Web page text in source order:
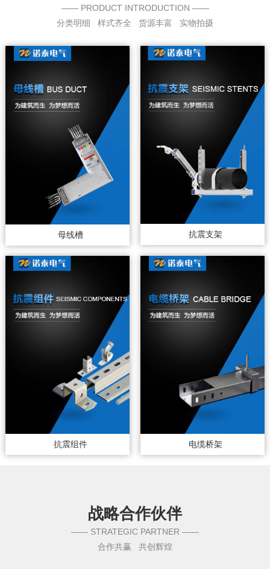
—— PRODUCT INTRODUCTION ——
分类明细 样式齐全 货源丰富 实物拍摄
母线槽 抗震支架
抗震组件 电缆桥架
战略合作伙伴
—— STRATEGIC PARTNER ——
合作共赢 共创辉煌